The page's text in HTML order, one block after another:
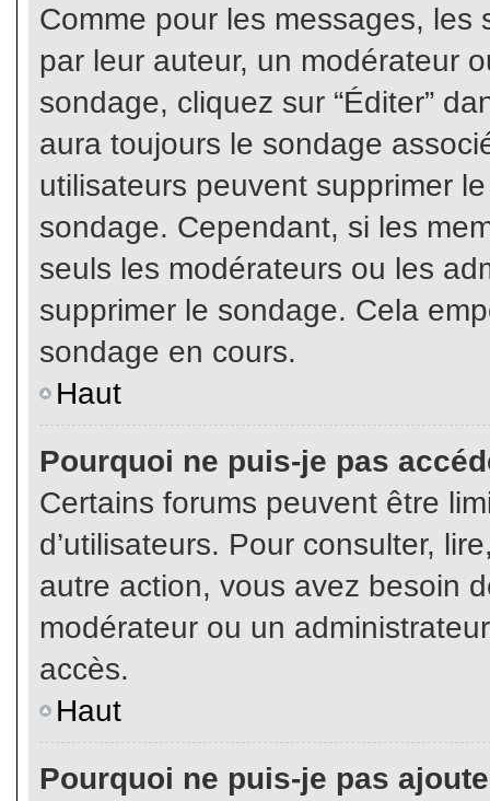
Comme pour les messages,
par leur auteur, un modérateur
sondage, cliquez sur “Éditer”
aura toujours le sondage
utilisateurs peuvent supprimer
sondage. Cependant, si les
seuls les modérateurs ou les
supprimer le sondage. Cela
sondage en cours.
Haut
Pourquoi ne puis-je pas
Certains forums peuvent être
d’utilisateurs. Pour consulter,
autre action, vous avez besoin
modérateur ou un
accès.
Haut
Pourquoi ne puis-je pas